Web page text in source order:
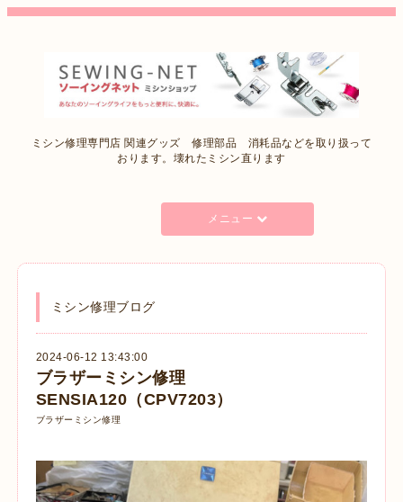
ミシン修理専門店 関連グッズ 修理部品 消耗品などを取り扱って
おります。壊れたミシン直ります
メニュー
ミシン修理ブログ
2024-06-12 13:43:00
ブラザーミシン修理
SENSIA120（CPV7203）
ブラザーミシン修理